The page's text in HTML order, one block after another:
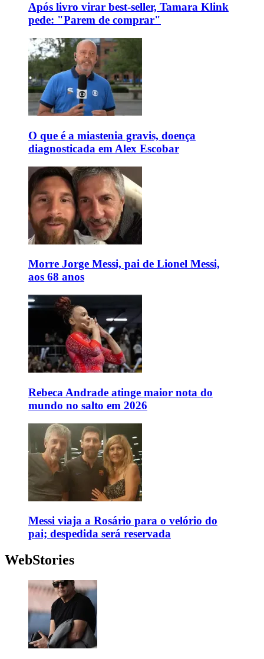
Após livro virar best-seller, Tamara Klink
pede: "Parem de comprar"
O que é a miastenia gravis, doença
diagnosticada em Alex Escobar
Morre Jorge Messi, pai de Lionel Messi,
aos 68 anos
Rebeca Andrade atinge maior nota do
mundo no salto em 2026
Messi viaja a Rosário para o velório do
pai; despedida será reservada
WebStories